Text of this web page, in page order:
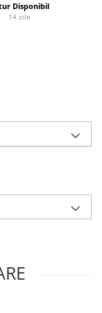
Disponibil
14 zile